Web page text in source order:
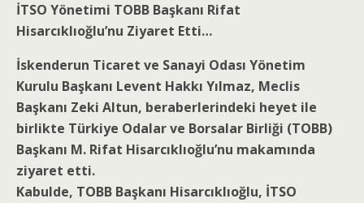
İTSO Yönetimi TOBB Başkanı Rifat
Hisarcıklıoğlu’nu Ziyaret Etti…
İskenderun Ticaret ve Sanayi Odası Yönetim
Kurulu Başkanı Levent Hakkı Yılmaz, Meclis
Başkanı Zeki Altun, beraberlerindeki heyet ile
birlikte Türkiye Odalar ve Borsalar Birliği (TOBB)
Başkanı M. Rifat Hisarcıklıoğlu’nu makamında
ziyaret etti.
Kabulde, TOBB Başkanı Hisarcıklıoğlu, İTSO